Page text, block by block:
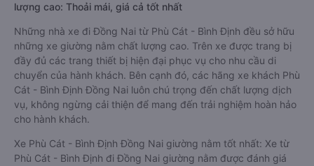
lượng cao: Thoải mái, giá cả tốt nhất
Những nhà xe đi Đồng Nai từ Phù Cát - Bình Định đều sở hữu
những xe giường nằm chất lượng cao. Trên xe được trang bị
đầy đủ các trang thiết bị hiện đại phục vụ cho nhu cầu di
chuyển của hành khách. Bên cạnh đó, các hãng xe khách Phù
Cát - Bình Định Đồng Nai luôn chú trọng đến chất lượng dịch
vụ, không ngừng cải thiện để mang đến trải nghiệm hoàn hảo
cho hành khách.
Xe Phù Cát - Bình Định Đồng Nai giường nằm tốt nhất: Xe từ
Phù Cát - Bình Định đi Đồng Nai giường nằm được đánh giá